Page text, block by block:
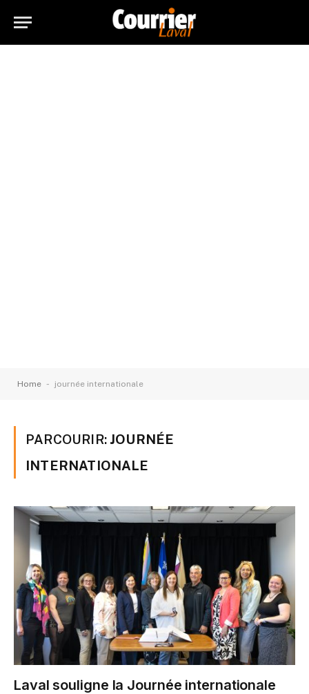
Home - journée internationale
PARCOURIR: JOURNÉE
INTERNATIONALE
Laval souligne la Journée internationale